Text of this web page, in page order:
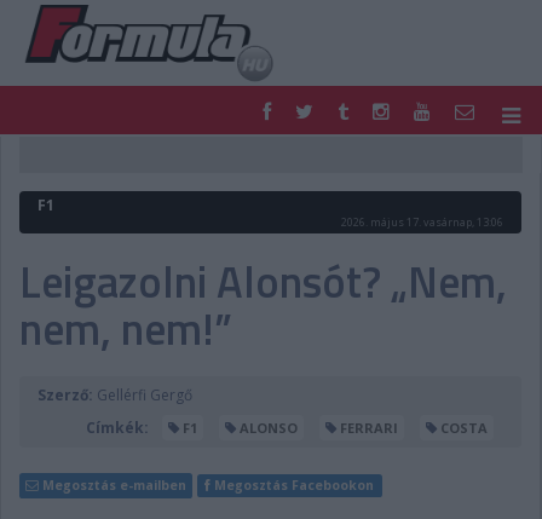
FORMULA
MOTOR
PODCAST
SHOP
DIGITÁLIS MAGAZIN
F1
2026. május 17. vasárnap, 13:06
Leigazolni Alonsót? „Nem,
nem, nem!”
Szerző: Gellérfi Gergő
Címkék:
F1 ALONSO FERRARI COSTA
Megosztás e-mailben Megosztás Facebookon